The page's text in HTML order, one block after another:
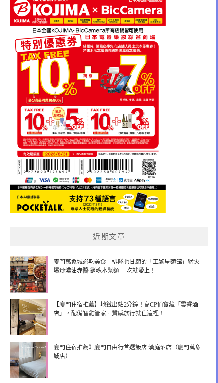
近期文章
廈門萬象城必吃美食｜排隊也甘願的「王繁星麵館」猛火
爆炒濃油赤醬 銷魂本幫麵 一吃就愛上！
【廈門住宿推薦】地鐵出站2分鐘！高CP值寶藏「雲睿酒
店」，配備智能管家，質感旅行就住這裡！
廈門住宿推薦》廈門自由行首選飯店 漢庭酒店（廈門萬象
城店）